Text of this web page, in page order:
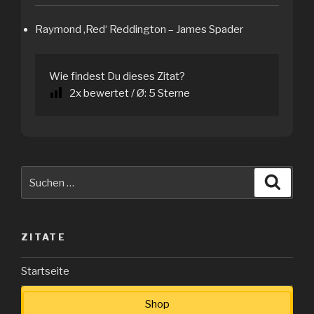
Raymond ‚Red‘ Reddington – James Spader
Wie findest Du dieses Zitat?
2x bewertet / Ø: 5 Sterne
nach:
ZITATE
Startseite
Shop